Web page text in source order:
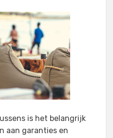
is het belangrijk
aan garanties en